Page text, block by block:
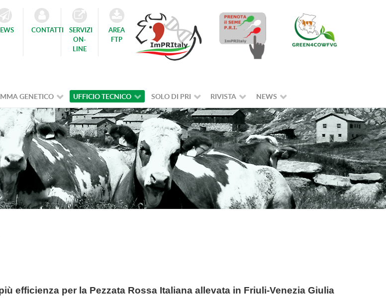
CONTATTI
SERVIZI
ON-
LINE
AREA
FTP
GENETICO UFFICIO TECNICO SOLO DI PRI RIVISTA NEWS
efficienza per la Pezzata Rossa Italiana allevata in Friuli-Venezia Giulia